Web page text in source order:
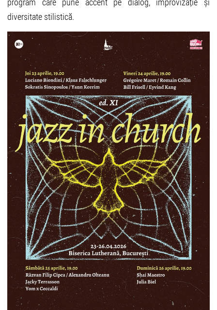
program care pune accent pe dialog, improvizație și
diversitate stilistică.